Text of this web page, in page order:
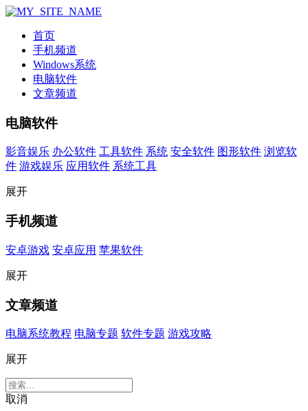
首页
手机频道
Windows系统
电脑软件
文章频道
电脑软件
影音娱乐 办公软件 工具软件 系统 安全软件 图形软件 浏览软
件 游戏娱乐 应用软件 系统工具
展开
手机频道
安卓游戏 安卓应用 苹果软件
展开
文章频道
电脑系统教程 电脑专题 软件专题 游戏攻略
展开
取消